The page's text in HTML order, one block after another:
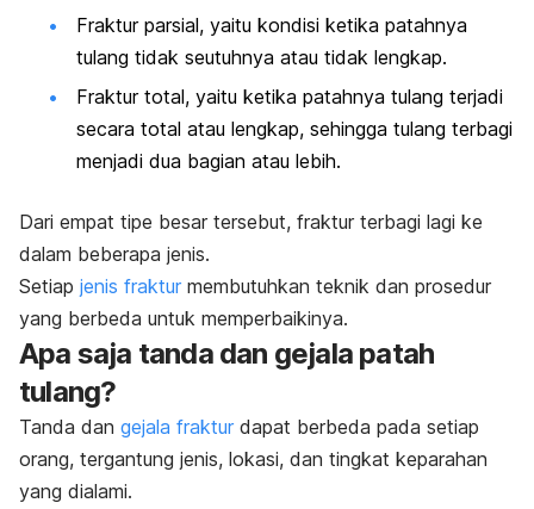
Fraktur parsial, yaitu kondisi ketika patahnya
tulang tidak seutuhnya atau tidak lengkap.
Fraktur total, yaitu ketika patahnya tulang terjadi
secara total atau lengkap, sehingga tulang terbagi
menjadi dua bagian atau lebih.
Dari empat tipe besar tersebut, fraktur terbagi lagi ke
dalam beberapa jenis.
Setiap jenis fraktur membutuhkan teknik dan prosedur
yang berbeda untuk memperbaikinya.
Apa saja tanda dan gejala patah
tulang?
Tanda dan gejala fraktur dapat berbeda pada setiap
orang, tergantung jenis, lokasi, dan tingkat keparahan
yang dialami.